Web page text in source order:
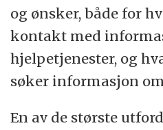
og ønsker, både for
kontakt med
hjelpetjenester, og
søker informasjon
En av de største